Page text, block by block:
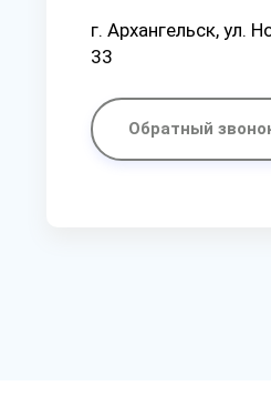
г. Архангельск, ул.
33
Обратный